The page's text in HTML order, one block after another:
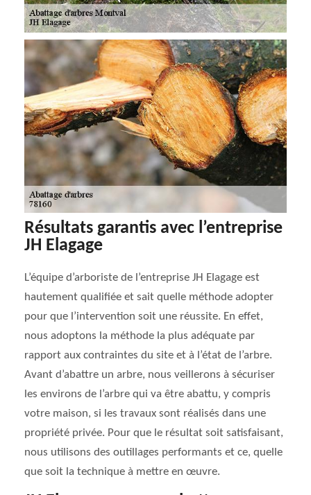
Résultats garantis avec l’entreprise
JH Elagage
L’équipe d’arboriste de l’entreprise JH Elagage est
hautement qualifiée et sait quelle méthode adopter
pour que l’intervention soit une réussite. En effet,
nous adoptons la méthode la plus adéquate par
rapport aux contraintes du site et à l’état de l’arbre.
Avant d’abattre un arbre, nous veillerons à sécuriser
les environs de l’arbre qui va être abattu, y compris
votre maison, si les travaux sont réalisés dans une
propriété privée. Pour que le résultat soit satisfaisant,
nous utilisons des outillages performants et ce, quelle
que soit la technique à mettre en œuvre.